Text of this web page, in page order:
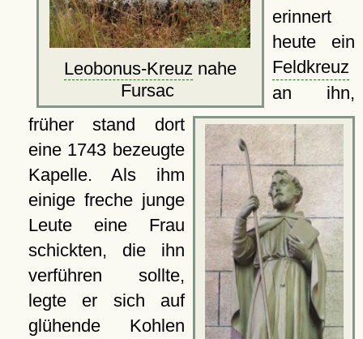
Leobonus-Kreuz nahe
Fursac
erinnert
heute ein
Feldkreuz
an ihn,
früher stand dort
eine 1743 bezeugte
Kapelle. Als ihm
einige freche junge
Leute eine Frau
schickten, die ihn
verführen sollte,
legte er sich auf
glühende Kohlen